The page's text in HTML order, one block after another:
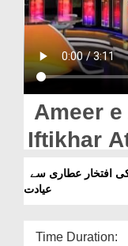
Donation
Blog
Magazine
More
Ameer
Iftikhar
عیادت
Time Duration: